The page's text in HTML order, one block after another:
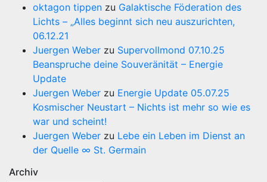
oktagon tippen zu Galaktische Föderation des
Lichts – „Alles beginnt sich neu auszurichten,
06.12.21
Juergen Weber zu Supervollmond 07.10.25
Beanspruche deine Souveränität – Energie
Update
Juergen Weber zu Energie Update 05.07.25
Kosmischer Neustart – Nichts ist mehr so wie es
war und scheint!
Juergen Weber zu Lebe ein Leben im Dienst an
der Quelle ∞ St. Germain
Archiv